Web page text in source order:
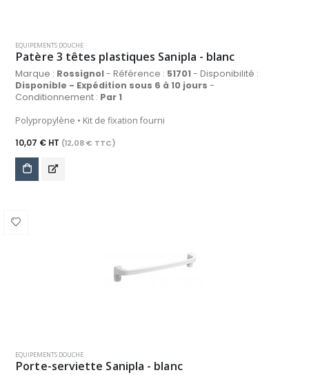
EQUIPEMENTS DOUCHE
Patère 3 têtes plastiques Sanipla - blanc
Marque : Rossignol- Référence : 51701- Disponibilité :
Disponible - Expédition sous 6 à 10 jours -
Conditionnement : Par 1
Polypropylène • Kit de fixation fourni
10,07 € HT (12,08 € TTC)
EQUIPEMENTS DOUCHE
Porte-serviette Sanipla - blanc